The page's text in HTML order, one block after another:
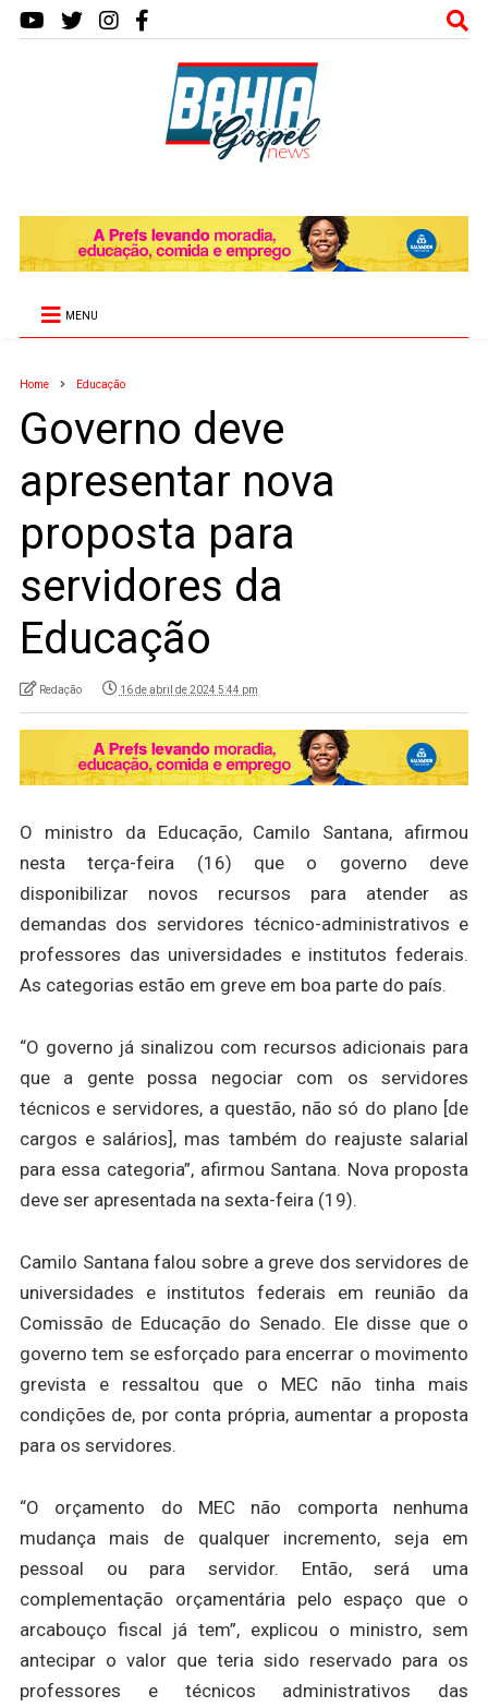
MENU
Home Educação
Governo deve
apresentar nova
proposta para
servidores da
Educação
Redação 16 de abril de 2024 5:44 pm
O ministro da Educação, Camilo Santana, afirmou
nesta terça-feira (16) que o governo deve
disponibilizar novos recursos para atender as
demandas dos servidores técnico-administrativos e
professores das universidades e institutos federais.
As categorias estão em greve em boa parte do país.
“O governo já sinalizou com recursos adicionais para
que a gente possa negociar com os servidores
técnicos e servidores, a questão, não só do plano [de
cargos e salários], mas também do reajuste salarial
para essa categoria”, afirmou Santana. Nova proposta
deve ser apresentada na sexta-feira (19).
Camilo Santana falou sobre a greve dos servidores de
universidades e institutos federais em reunião da
Comissão de Educação do Senado. Ele disse que o
governo tem se esforçado para encerrar o movimento
grevista e ressaltou que o MEC não tinha mais
condições de, por conta própria, aumentar a proposta
para os servidores.
“O orçamento do MEC não comporta nenhuma
mudança mais de qualquer incremento, seja em
pessoal ou para servidor. Então, será uma
complementação orçamentária pelo espaço que o
arcabouço fiscal já tem”, explicou o ministro, sem
antecipar o valor que teria sido reservado para os
professores e técnicos administrativos das